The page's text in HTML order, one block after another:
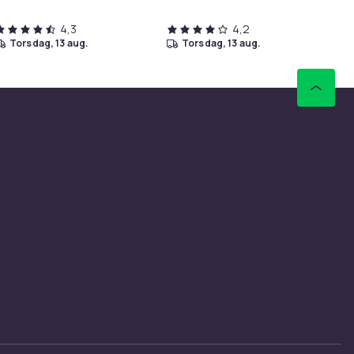
4,3
torsdag, 13 aug.
4,2
torsdag, 13 aug.